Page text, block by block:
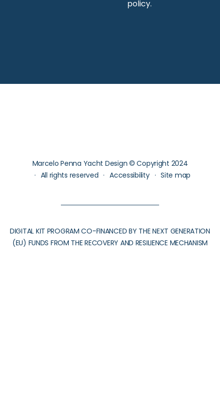
policy.
Marcelo Penna Yacht Design © Copyright 2024
All rights reserved
Accessibility Site map
DIGITAL KIT PROGRAM CO-FINANCED BY THE NEXT GENERATION
(EU) FUNDS FROM THE RECOVERY AND RESILIENCE MECHANISM